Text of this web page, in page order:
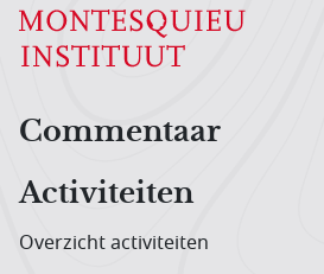
Hoofdnavigatiemenu
Commentaar
Activiteiten
Overzicht activiteiten